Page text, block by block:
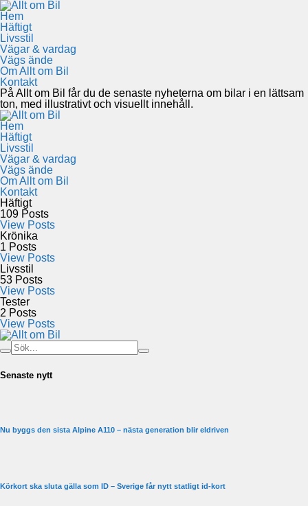
Hem
Häftigt
Livsstil
Vägar & vardag
Vägs ände
Om Allt om Bil
Kontakt
På Allt om Bil får du de senaste nyheterna om bilar i en lättsam
ton, med illustrativt och visuellt innehåll.
Hem
Häftigt
Livsstil
Vägar & vardag
Vägs ände
Om Allt om Bil
Kontakt
Häftigt
109 Posts
View Posts
Krönika
1 Posts
View Posts
Livsstil
53 Posts
View Posts
Tester
2 Posts
View Posts
Senaste nytt
Nu byggs den sista Alpine A110 – nästa generation blir eldriven
Körkort ska sluta gälla som ID – Sverige får nytt statligt id-kort